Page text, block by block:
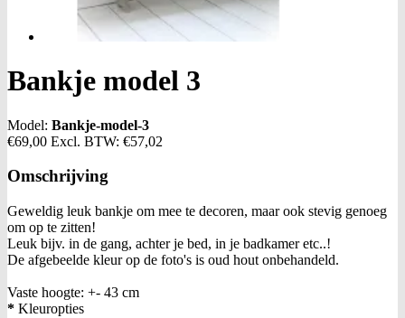
Bankje model 3
Model: Bankje-model-3
€69,00 Excl. BTW: €57,02
Omschrijving
Geweldig leuk bankje om mee te decoren, maar ook stevig genoeg
om op te zitten!
Leuk bijv. in de gang, achter je bed, in je badkamer etc..!
De afgebeelde kleur op de foto's is oud hout onbehandeld.
Vaste hoogte: +- 43 cm
* Kleuropties